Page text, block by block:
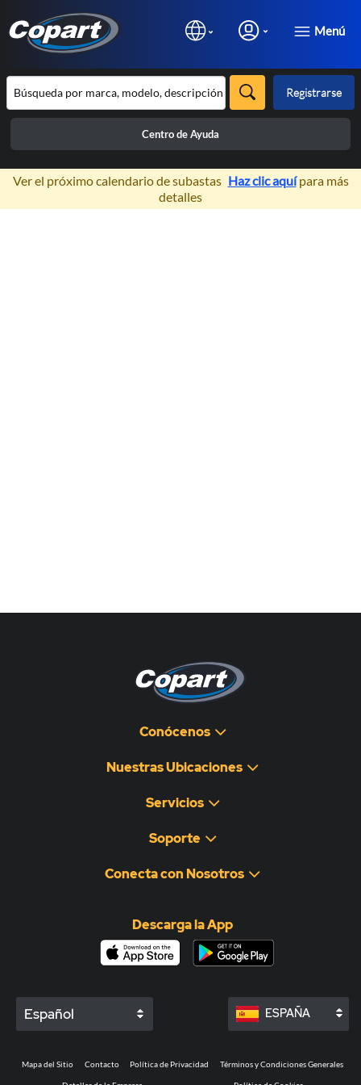
Menú
Registrarse
Centro de Ayuda
×
Ver el próximo calendario de subastas Haz clic aquípara más
detalles
Conócenos
Nuestras Ubicaciones
Servicios
Soporte
Conecta con Nosotros
Descarga la App
Español ESPAÑA
Mapa del Sitio Contacto Política de Privacidad Términos y Condiciones Generales